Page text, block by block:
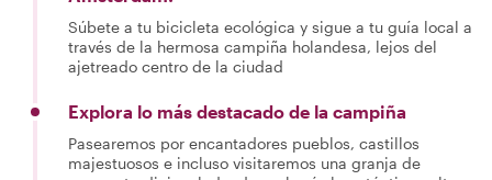
Súbete a tu bicicleta ecológica y sigue a tu guía local a
través de la hermosa campiña holandesa, lejos del
ajetreado centro de la ciudad
Explora lo más destacado de la campiña
Pasearemos por encantadores pueblos, castillos
majestuosos e incluso visitaremos una granja de